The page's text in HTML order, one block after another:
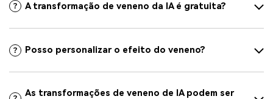
A transformação de veneno da IA ​​é gratuita?
Posso personalizar o efeito do veneno?
As transformações de veneno de IA podem ser